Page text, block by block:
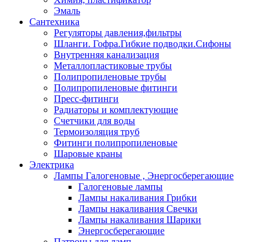
Эмаль
Сантехника
Регуляторы давления,фильтры
Шланги. Гофра.Гибкие подводки.Сифоны
Внутренняя канализация
Металлопластиковые трубы
Полипропиленовые трубы
Полипропиленовые фитинги
Пресс-фитинги
Радиаторы и комплектующие
Счетчики для воды
Термоизоляция труб
Фитинги полипропиленовые
Шаровые краны
Электрика
Лампы Галогеновые , Энергосберегающие
Галогеновые лампы
Лампы накаливания Грибки
Лампы накаливания Свечки
Лампы накаливания Шарики
Энергосберегающие